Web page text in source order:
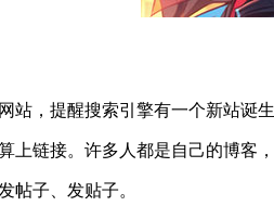
站，提醒搜索引擎有一个新站诞
上链接。许多人都是自己的博客
帖子、发贴子。